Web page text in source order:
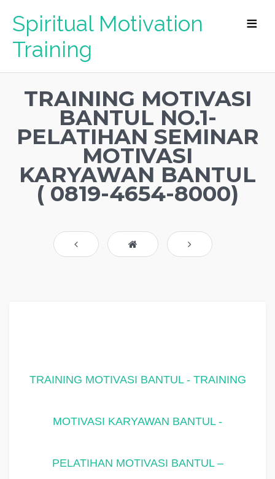
Spiritual Motivation
Training
TRAINING MOTIVASI
BANTUL NO.1-
PELATIHAN SEMINAR
MOTIVASI
KARYAWAN BANTUL
( 0819-4654-8000)
TRAINING MOTIVASI BANTUL - TRAINING
MOTIVASI KARYAWAN BANTUL -
PELATIHAN MOTIVASI BANTUL –